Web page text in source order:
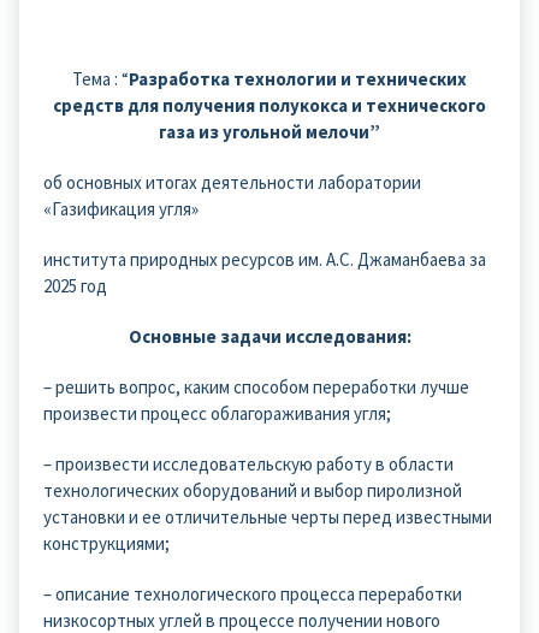
Тема : “Разработка технологии и технических
средств для получения полукокса и технического
газа из угольной мелочи”
об основных итогах деятельности лаборатории
«Газификация угля»
института природных ресурсов им. А.С. Джаманбаева за
2025 год
Основные задачи исследования:
– решить вопрос, каким способом переработки лучше
произвести процесс облагораживания угля;
– произвести исследовательскую работу в области
технологических оборудований и выбор пиролизной
установки и ее отличительные черты перед известными
конструкциями;
– описание технологического процесса переработки
низкосортных углей в процессе получении нового